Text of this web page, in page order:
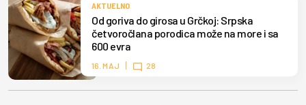
AKTUELNO
Od goriva do girosa u Grčkoj: Srpska
četvoročlana porodica može na more i sa
600 evra
16. MAJ 28